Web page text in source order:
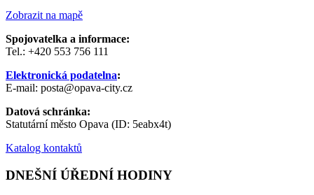
Zobrazit na mapě
Spojovatelka a informace:
Tel.: +420 553 756 111
Elektronická podatelna:
E-mail: posta@opava-city.cz
Datová schránka:
Statutární město Opava (ID: 5eabx4t)
Katalog kontaktů
DNEŠNÍ ÚŘEDNÍ HODINY